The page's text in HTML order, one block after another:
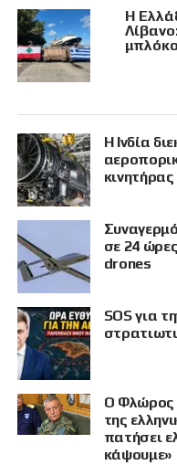
Η
Η Ινδία
σε 24
drones
SOS για
Ο Φλώρος
της
πατήσει
κάψουμε»